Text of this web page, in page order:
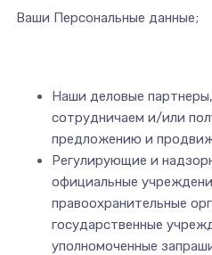
Ваши Персональные данные;
Наши деловые
сотрудничаем и/или
предложению и
Регулирующие и
официальные
правоохранительные
государственные
уполномоченные